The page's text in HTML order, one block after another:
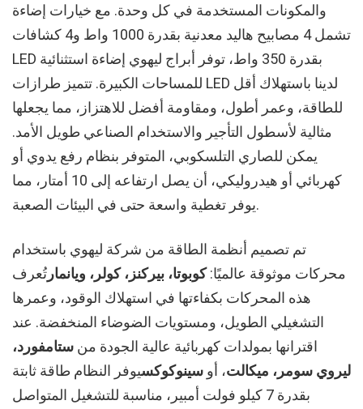
والمكونات المستخدمة في كل وحدة. مع خيارات إضاءة
تشمل 4 مصابيح هاليد معدنية بقدرة 1000 واط و4 كشافات
LED بقدرة 350 واط، توفر أبراج ليهوي إضاءة استثنائية
للمساحات الكبيرة. تتميز طرازات LED لدينا باستهلاك أقل
للطاقة، وعمر أطول، ومقاومة أفضل للاهتزاز، مما يجعلها
مثالية لأسطول التأجير والاستخدام الصناعي طويل الأمد.
يمكن للصاري التلسكوبي، المتوفر بنظام رفع يدوي أو
كهربائي أو هيدروليكي، أن يصل ارتفاعه إلى 10 أمتار، مما
يوفر تغطية واسعة حتى في البيئات الصعبة.
تم تصميم أنظمة الطاقة من شركة ليهوي باستخدام
محركات موثوقة عالميًا:كوبوتا، بيركنز، كولر، ويانمار تُعرف
هذه المحركات بكفاءتها في استهلاك الوقود، وعمرها
التشغيلي الطويل، ومستويات الضوضاء المنخفضة. عند
اقترانها بمولدات كهربائية عالية الجودة من ستامفورد،
ليروي سومر، ميكالت، أو سينوكوكسيوفر النظام طاقة ثابتة
بقدرة 7 كيلو فولت أمبير، مناسبة للتشغيل المتواصل